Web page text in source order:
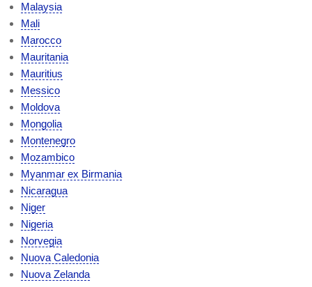
Malaysia
Mali
Marocco
Mauritania
Mauritius
Messico
Moldova
Mongolia
Montenegro
Mozambico
Myanmar ex Birmania
Nicaragua
Niger
Nigeria
Norvegia
Nuova Caledonia
Nuova Zelanda